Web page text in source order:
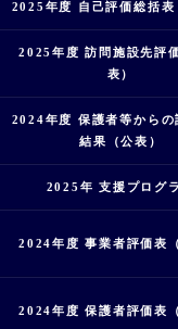
2025年度 自己評価総括表
2025年度 訪問施設先評
表）
2024年度 保護者等からの
結果（公表）
2025年 支援プログ
2024年度 事業者評価表
2024年度 保護者評価表